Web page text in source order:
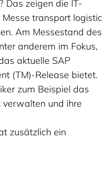
Das zeigen die IT-
transport logistic
Am Messestand des
anderem im Fokus,
aktuelle SAP
(TM)-Release bietet.
zum Beispiel das
und ihre
zusätzlich ein